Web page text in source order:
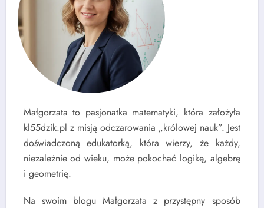
Małgorzata to pasjonatka matematyki, która założyła
kl55dzik.pl z misją odczarowania „królowej nauk”. Jest
doświadczoną edukatorką, która wierzy, że każdy,
niezależnie od wieku, może pokochać logikę, algebrę
i geometrię.
Na swoim blogu Małgorzata z przystępny sposób